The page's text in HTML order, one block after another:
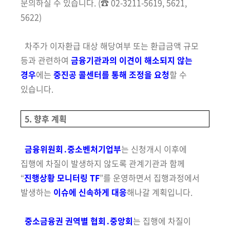
5622)
차주가 이자환급 대상 해당여부 또는 환급금액 규모
등과 관련하여 금융기관과의 이견이 해소되지 않는
경우에는 중진공 콜센터를 통해 조정을 요청할 수
있습니다.
5. 향후 계획
금융위원회․중소벤처기업부는 신청개시 이후에
집행에 차질이 발생하지 않도록 관계기관과 함께
“진행상황 모니터링 TF”를 운영하면서 집행과정에서
발생하는 이슈에 신속하게 대응해나갈 계획입니다.
중소금융권 권역별 협회․중앙회는 집행에 차질이